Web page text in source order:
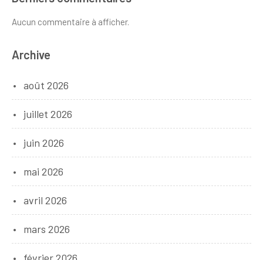
Aucun commentaire à afficher.
Archive
août 2026
juillet 2026
juin 2026
mai 2026
avril 2026
mars 2026